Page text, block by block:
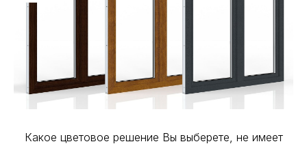
Какое цветовое решение Вы выберете, не имеет